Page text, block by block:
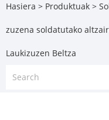
Hasiera > Produktuak >
zuzena soldatutako
Laukizuzen Beltza